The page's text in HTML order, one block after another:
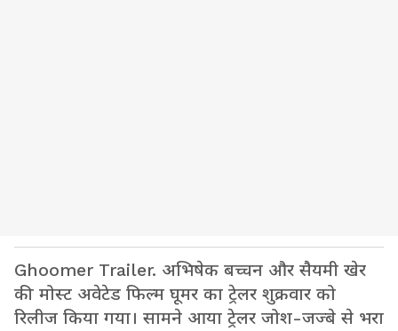
Ghoomer Trailer. अभिषेक बच्चन और सैयमी खेर
की मोस्ट अवेटेड फिल्म घूमर का ट्रेलर शुक्रवार को
रिलीज किया गया। सामने आया ट्रेलर जोश-जज्बे से भरा